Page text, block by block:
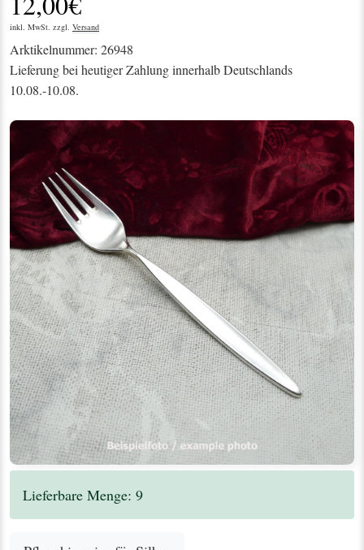
inkl. MwSt. zzgl. Versand
Arktikelnummer: 26948
Lieferung bei heutiger Zahlung innerhalb Deutschlands
10.08.-10.08.
Lieferbare Menge: 9